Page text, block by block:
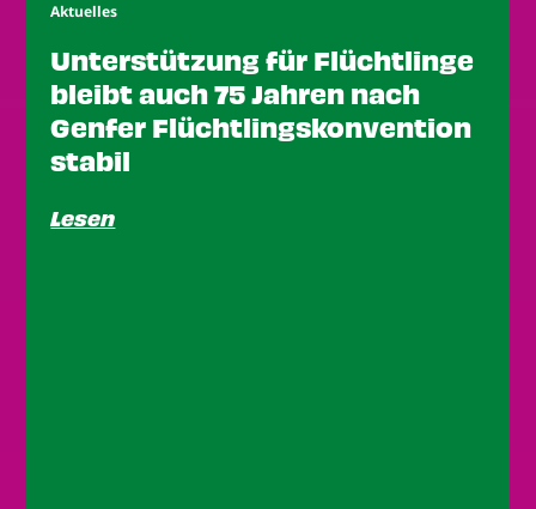
Aktuelles
Unterstützung für Flüchtlinge
bleibt auch 75 Jahren nach
Genfer Flüchtlingskonvention
stabil
Lesen